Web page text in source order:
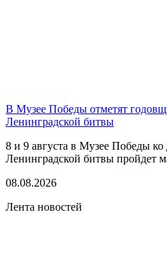
В Музее Победы отметят
Ленинградской битвы
8 и 9 августа в Музее Победы
Ленинградской битвы пройдет
08.08.2026
Лента новостей